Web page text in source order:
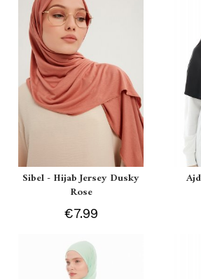
Sibel - Hijab Jersey Dusky
Rose
€7.99